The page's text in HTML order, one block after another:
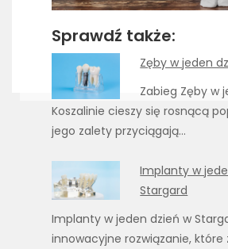
Sprawdź także:
Zęby w jeden
Zabieg Zęby w
Koszalinie cieszy się rosnącą
jego zalety przyciągają…
Implanty w
Stargard
Implanty w jeden dzień w
innowacyjne rozwiązanie, które